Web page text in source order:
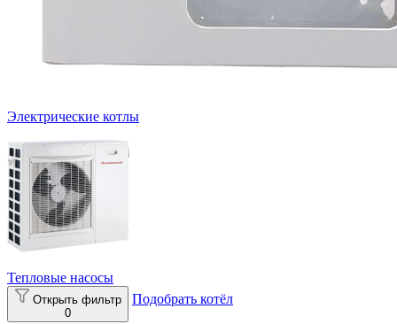
Электрические котлы
Тепловые насосы
Открыть фильтр
0
Подобрать котёл